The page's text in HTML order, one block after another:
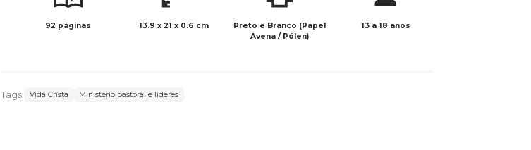
92 páginas 13.9 x 21 x 0.6 cm
Preto e Branco (Papel
Avena / Pólen)
13 a 18 anos
Tags: Vida Cristã Ministério pastoral e líderes